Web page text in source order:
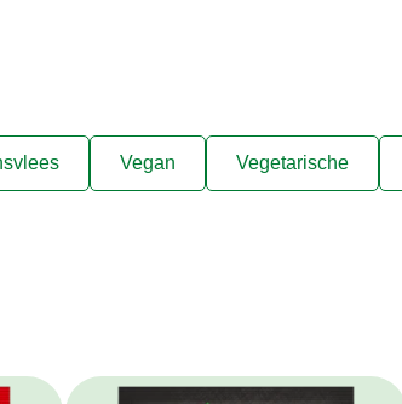
Vegan Vegetarische